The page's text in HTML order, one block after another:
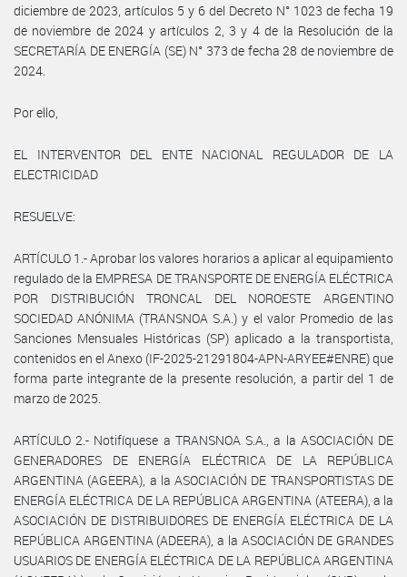
diciembre de 2023, artículos 5 y 6 del Decreto N° 1023 de fecha 19
de noviembre de 2024 y artículos 2, 3 y 4 de la Resolución de la
SECRETARÍA DE ENERGÍA (SE) N° 373 de fecha 28 de noviembre de
2024.
Por ello,
EL INTERVENTOR DEL ENTE NACIONAL REGULADOR DE LA
ELECTRICIDAD
RESUELVE:
ARTÍCULO 1.- Aprobar los valores horarios a aplicar al equipamiento
regulado de la EMPRESA DE TRANSPORTE DE ENERGÍA ELÉCTRICA
POR DISTRIBUCIÓN TRONCAL DEL NOROESTE ARGENTINO
SOCIEDAD ANÓNIMA (TRANSNOA S.A.) y el valor Promedio de las
Sanciones Mensuales Históricas (SP) aplicado a la transportista,
contenidos en el Anexo (IF-2025-21291804-APN-ARYEE#ENRE) que
forma parte integrante de la presente resolución, a partir del 1 de
marzo de 2025.
ARTÍCULO 2.- Notifíquese a TRANSNOA S.A., a la ASOCIACIÓN DE
GENERADORES DE ENERGÍA ELÉCTRICA DE LA REPÚBLICA
ARGENTINA (AGEERA), a la ASOCIACIÓN DE TRANSPORTISTAS DE
ENERGÍA ELÉCTRICA DE LA REPÚBLICA ARGENTINA (ATEERA), a la
ASOCIACIÓN DE DISTRIBUIDORES DE ENERGÍA ELÉCTRICA DE LA
REPÚBLICA ARGENTINA (ADEERA), a la ASOCIACIÓN DE GRANDES
USUARIOS DE ENERGÍA ELÉCTRICA DE LA REPÚBLICA ARGENTINA